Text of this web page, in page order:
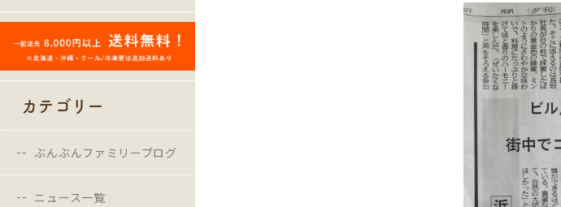
カテゴリー
ぶんぶんファミリーブログ
ニュース一覧